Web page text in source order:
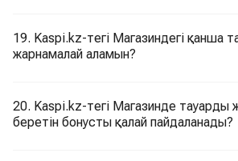
19. Kaspi.kz-тегі Магазиндегі қанша
жарнамалай аламын?
20. Kaspi.kz-тегі Магазинде тауарды
беретін бонусты қалай пайдаланады?